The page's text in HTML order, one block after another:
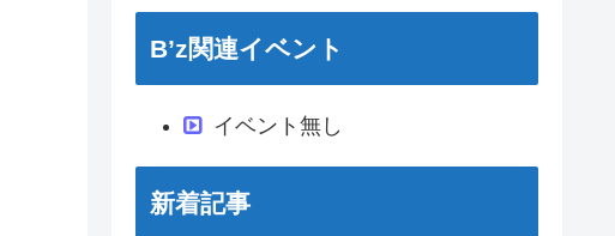
B’z関連イベント
イベント無し
新着記事